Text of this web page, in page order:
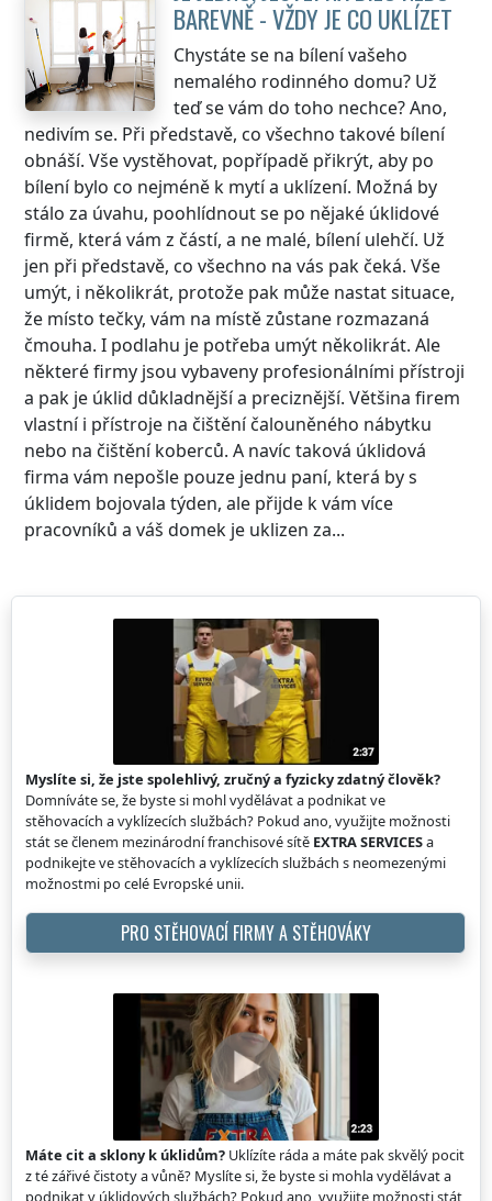
BAREVNĚ - VŽDY JE CO UKLÍZET
Chystáte se na bílení vašeho
nemalého rodinného domu? Už
teď se vám do toho nechce? Ano,
nedivím se. Při představě, co všechno takové bílení
obnáší. Vše vystěhovat, popřípadě přikrýt, aby po
bílení bylo co nejméně k mytí a uklízení. Možná by
stálo za úvahu, poohlídnout se po nějaké úklidové
firmě, která vám z částí, a ne malé, bílení ulehčí. Už
jen při představě, co všechno na vás pak čeká. Vše
umýt, i několikrát, protože pak může nastat situace,
že místo tečky, vám na místě zůstane rozmazaná
čmouha. I podlahu je potřeba umýt několikrát. Ale
některé firmy jsou vybaveny profesionálními přístroji
a pak je úklid důkladnější a preciznější. Většina firem
vlastní i přístroje na čištění čalouněného nábytku
nebo na čištění koberců. A navíc taková úklidová
firma vám nepošle pouze jednu paní, která by s
úklidem bojovala týden, ale přijde k vám více
pracovníků a váš domek je uklizen za...
Myslíte si, že jste spolehlivý, zručný a fyzicky zdatný člověk?
Domníváte se, že byste si mohl vydělávat a podnikat ve
stěhovacích a vyklízecích službách? Pokud ano, využijte možnosti
stát se členem mezinárodní franchisové sítě EXTRA SERVICESa
podnikejte ve stěhovacích a vyklízecích službách s neomezenými
možnostmi po celé Evropské unii.
PRO STĚHOVACÍ FIRMY A STĚHOVÁKY
Máte cit a sklony k úklidům? Uklízíte ráda a máte pak skvělý pocit
z té zářivé čistoty a vůně? Myslíte si, že byste si mohla vydělávat a
podnikat v úklidových službách? Pokud ano, využijte možnosti stát